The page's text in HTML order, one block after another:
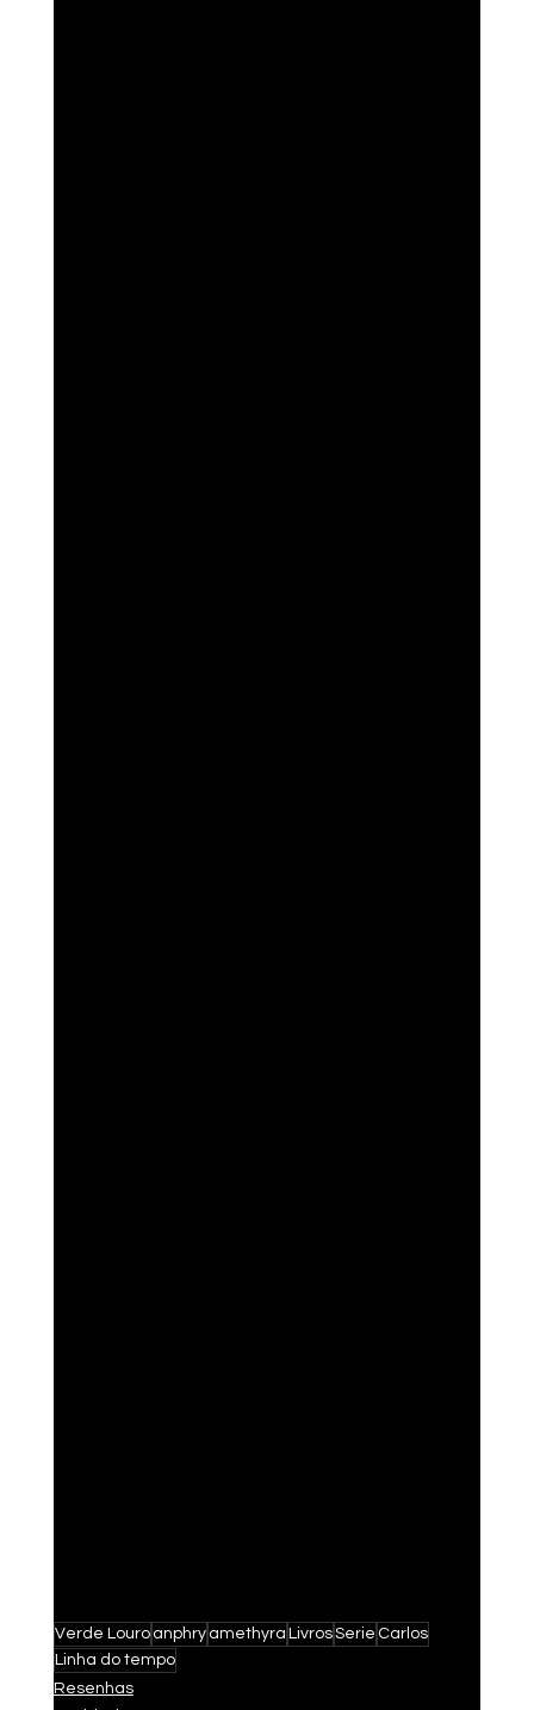
Verde Louro anphry amethyra LivrosSerie Carlos
Linha do tempo
Resenhas